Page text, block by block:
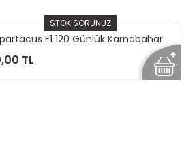
STOK SORUNUZ
F1 120 Günlük Karnabahar
TL